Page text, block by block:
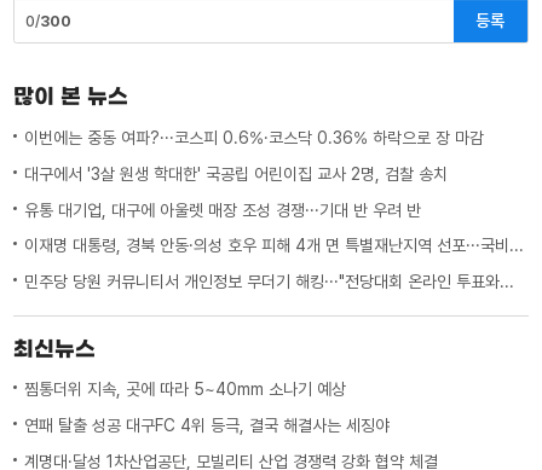
0/300 등록
많이 본 뉴스
이번에는 중동 여파?···코스피 0.6%·코스닥 0.36% 하락으로 장 마감
대구에서 '3살 원생 학대한' 국공립 어린이집 교사 2명, 검찰 송치
유통 대기업, 대구에 아울렛 매장 조성 경쟁···기대 반 우려 반
이재명 대통령, 경북 안동·의성 호우 피해 4개 면 특별재난지역 선포···국비 추가 지원
민주당 당원 커뮤니티서 개인정보 무더기 해킹···"전당대회 온라인 투표와는 무관"
최신뉴스
찜통더위 지속, 곳에 따라 5~40mm 소나기 예상
연패 탈출 성공 대구FC 4위 등극, 결국 해결사는 세징야
계명대·달성 1차산업공단, 모빌리티 산업 경쟁력 강화 협약 체결